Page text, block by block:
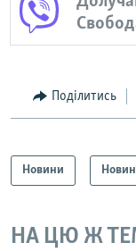
Поділитись
Новини
НА ЦЮ Ж